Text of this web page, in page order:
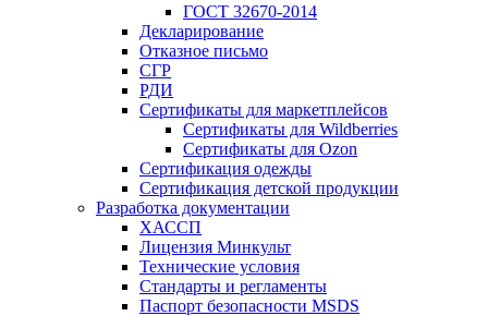
ГОСТ 32670-2014
Декларирование
Отказное письмо
СГР
РДИ
Сертификаты для маркетплейсов
Сертификаты для Wildberries
Сертификаты для Ozon
Сертификация одежды
Сертификация детской продукции
Разработка документации
ХАССП
Лицензия Минкульт
Технические условия
Стандарты и регламенты
Паспорт безопасности MSDS